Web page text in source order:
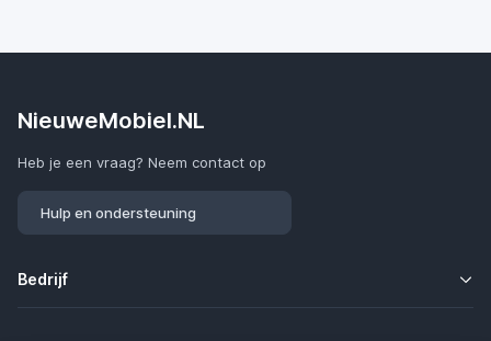
NieuweMobiel.NL
Heb je een vraag? Neem contact op
Hulp en ondersteuning
Bedrijf